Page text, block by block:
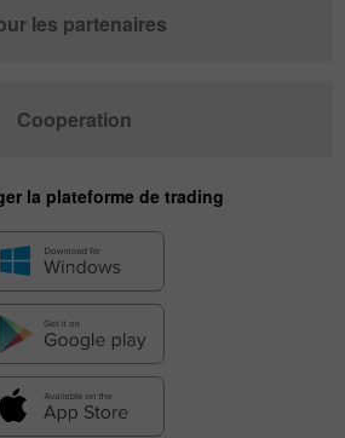
les partenaires
Cooperation
la plateforme de trading